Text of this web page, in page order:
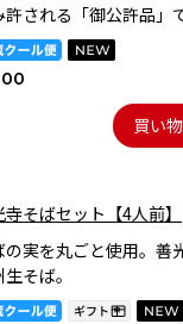
許される「御公許品」
買い
そばセット【4人前】
の実を丸ごと使用。善
そば。